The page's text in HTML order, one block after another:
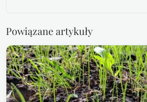
Powiązane artykuły